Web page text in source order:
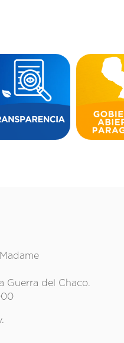
Guerra del Chaco.